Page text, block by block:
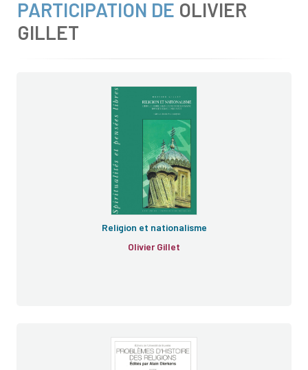
PARTICIPATION DE OLIVIER
GILLET
Religion et nationalisme
Olivier Gillet
Origine des espèces
Syllabus